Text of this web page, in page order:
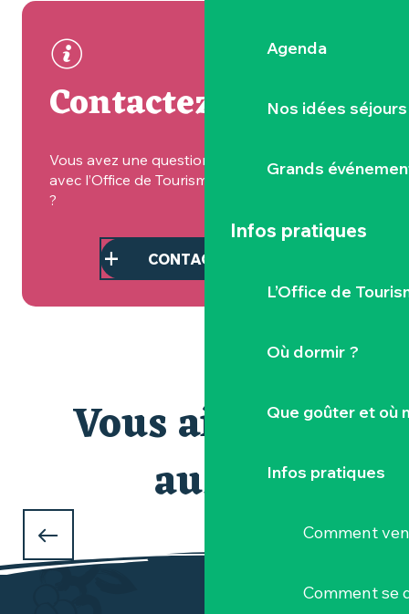
Agenda
Nos idées séjours
Grands
Infos pratiques
L’Office de
Où dormir ?
Que goûter et où
Infos pratiques
Comment
Comment se
Contactez-nous !
Vous avez une question sur le partenariat
avec l’Office de Tourisme du Vignoble Nantais
?
CONTACTEZ-NOUS
Vous aimerez
aussi
VALORISER VOTRE OFFRE